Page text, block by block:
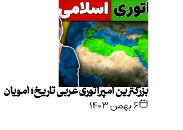
بزرگترین امپراتوری عربی تاریخ؛ امویان
۶ بهمن ۱۴۰۳